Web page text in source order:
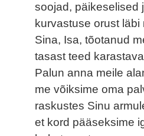
soojad, päikeselised
kurvastuse orust läbi
Sina, Isa, tõotanud
tasast teed
Palun anna meile
me võiksime oma
raskustes Sinu
et kord pääseksime